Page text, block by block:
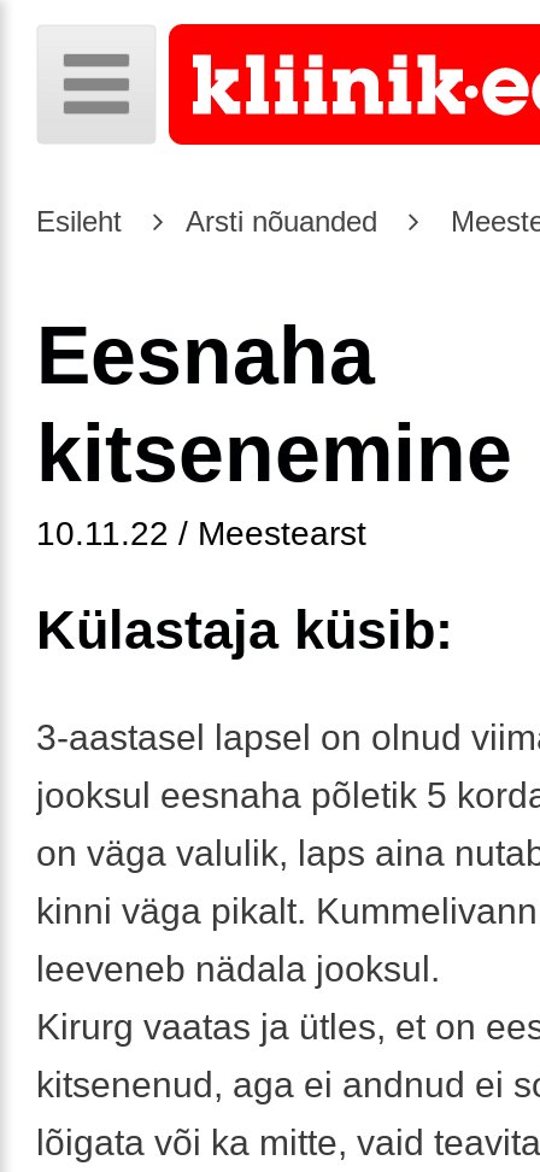
Esileht Arsti nõuanded
Eesnaha
kitsenemine
10.11.22 / Meestearst
Külastaja küsib:
3-aastasel lapsel on olnud
jooksul eesnaha põletik 5
on väga valulik, laps aina
kinni väga pikalt.
leeveneb nädala jooksul.
Kirurg vaatas ja ütles, et on
kitsenenud, aga ei andnud ei
lõigata või ka mitte, vaid